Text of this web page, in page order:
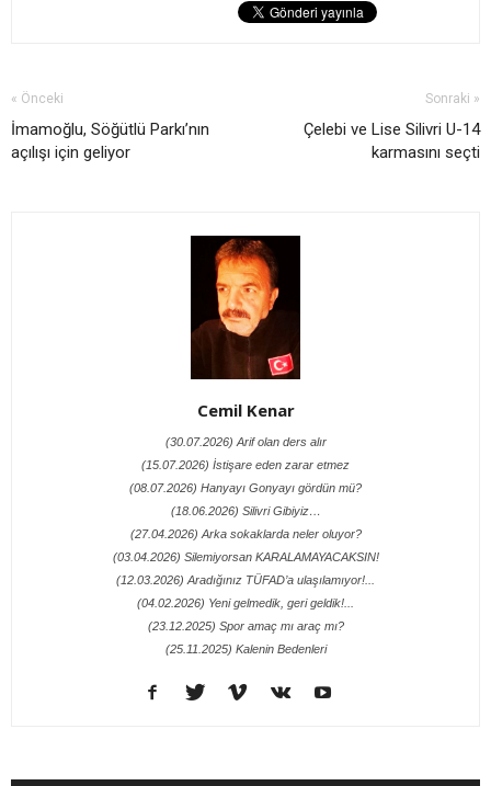
« Önceki
İmamoğlu, Söğütlü Parkı’nın
açılışı için geliyor
Sonraki »
Çelebi ve Lise Silivri U-14
karmasını seçti
Cemil Kenar
(30.07.2026) Arif olan ders alır
(15.07.2026) İstişare eden zarar etmez
(08.07.2026) Hanyayı Gonyayı gördün mü?
(18.06.2026) Silivri Gibiyiz…
(27.04.2026) Arka sokaklarda neler oluyor?
(03.04.2026) Silemiyorsan KARALAMAYACAKSIN!
(12.03.2026) Aradığınız TÜFAD’a ulaşılamıyor!...
(04.02.2026) Yeni gelmedik, geri geldik!...
(23.12.2025) Spor amaç mı araç mı?
(25.11.2025) Kalenin Bedenleri